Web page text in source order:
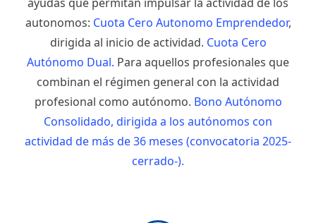
autonomos: Cuota Cero Autonomo Emprendedor,
dirigida al inicio de actividad. Cuota Cero
Autónomo Dual. Para aquellos profesionales que
combinan el régimen general con la actividad
profesional como autónomo. Bono Autónomo
Consolidado, dirigida a los autónomos con
actividad de más de 36 meses (convocatoria 2025-
cerrado-).